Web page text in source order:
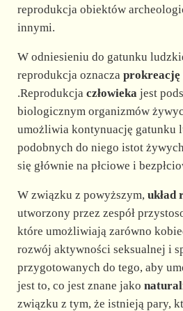
reprodukcja obiektów
innymi.
W odniesieniu do gatunku
reprodukcja oznacza prokreację
.Reprodukcja człowiekajest
biologicznym organizmów
umożliwia kontynuację gatunku
podobnych do niego istot
się głównie na płciowe i
W związku z powyższym, układ
utworzony przez zespół
które umożliwiają zarówno
rozwój aktywności seksualnej i
przygotowanych do tego, aby
jest to, co jest znane jako
związku z tym, że istnieją pary,